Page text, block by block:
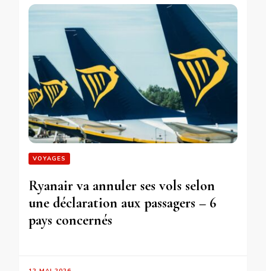
VOYAGES
Ryanair va annuler ses vols selon
une déclaration aux passagers – 6
pays concernés